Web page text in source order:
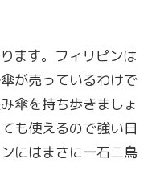
ます。フィリピンは
が売っているわけで
傘を持ち歩きましょ
も使えるので強い日
にはまさに一石二鳥